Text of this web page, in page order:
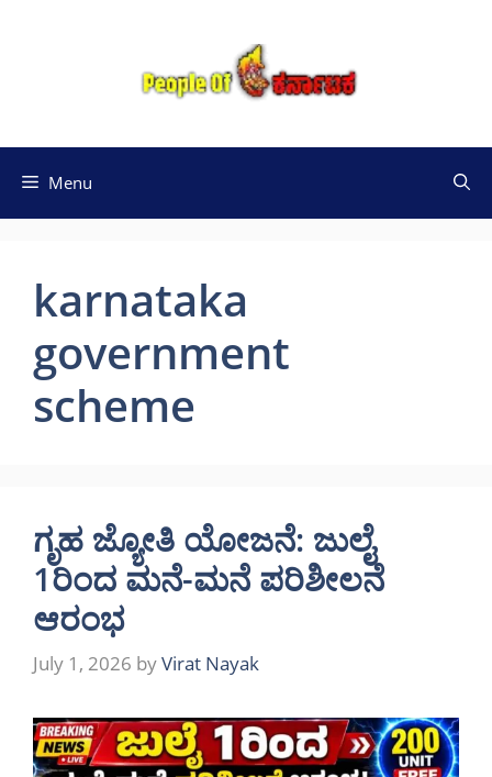
Menu
karnataka
government
scheme
ಗೃಹ ಜ್ಯೋತಿ ಯೋಜನೆ: ಜುಲೈ
1ರಿಂದ ಮನೆ-ಮನೆ ಪರಿಶೀಲನೆ
ಆರಂಭ
July 1, 2026 byVirat Nayak